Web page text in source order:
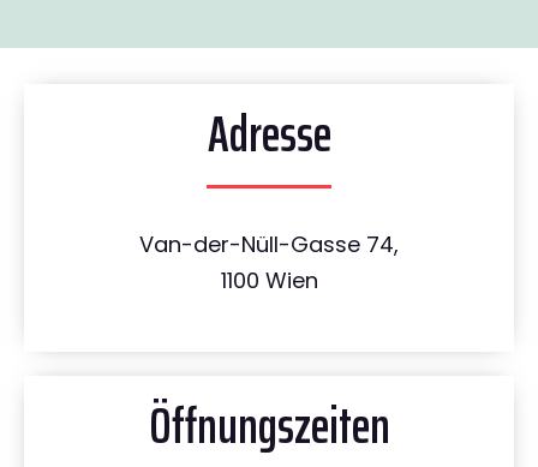
Adresse
Van-der-Nüll-Gasse 74,
1100 Wien
Öffnungszeiten